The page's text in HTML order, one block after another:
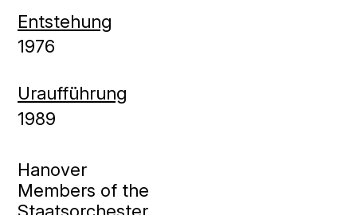
Entstehung
1976
Uraufführung
1989
Hanover
Members of the